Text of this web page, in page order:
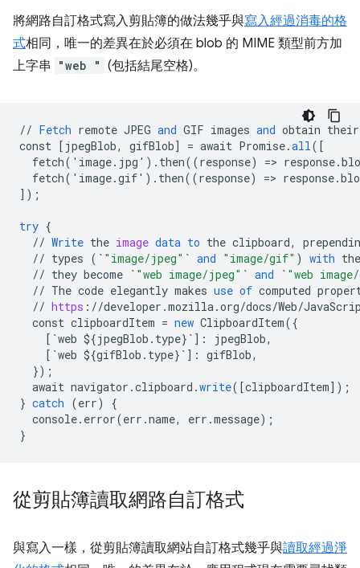
將網路自訂格式寫入剪貼簿的做法幾乎與寫入經過消毒的格
式相同，唯一的差異在於必須在 blob 的 MIME 類型前方加
上字串
"web " (包括結尾空格)。
// Fetch remote JPEG and GIF images and obtain their
const [ jpegBlob, gifBlob] = await Promise.all( [
fetch('image.jpg').then((response) =>
fetch('image.gif').then((response) =>
] );
try {
// Write the image data to the clipboard,
// types ( ` "image/jpeg" ` and "image/gif" ) with the
// they become ` "web image/jpeg" ` and ` "web
// The code elegantly makes use of computed
// https : //developer .mozilla.org/docs/Web/
const clipboardItem = new ClipboardItem({
[ `web ${jpegBlob.type}` ] : jpegBlob,
[ `web ${gifBlob.type}` ] : gifBlob,
});
await navigator .clipboard .write( [clipboardItem] );
} catch (err)
{
console. error(err .name, err .message);
}
從剪貼簿讀取網路自訂格式
與寫入一樣，從剪貼簿讀取網站自訂格式幾乎與讀取經過淨